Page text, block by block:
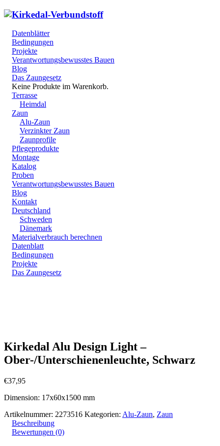
Datenblätter
Bedingungen
Projekte
Verantwortungsbewusstes Bauen
Blog
Das Zaungesetz
Keine Produkte im Warenkorb.
Terrasse
Heimdal
Zaun
Alu-Zaun
Verzinkter Zaun
Zaunprofile
Pflegeprodukte
Montage
Katalog
Proben
Verantwortungsbewusstes Bauen
Blog
Kontakt
Deutschland
Schweden
Dänemark
Materialverbrauch berechnen
Datenblatt
Bedingungen
Projekte
Das Zaungesetz
Kirkedal Alu Design Light –
Ober-/Unterschienenleuchte, Schwarz
€37,95
Dimension: 17x60x1500 mm
Artikelnummer: 2273516 Kategorien: Alu-Zaun, Zaun
Beschreibung
Bewertungen (0)